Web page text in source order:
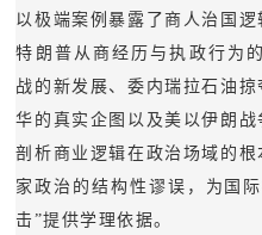
法
规
防
知
识
国
防
全
以极端案例暴露了商人治国
特朗普从商经历与执政行为
战的新发展、委内瑞拉石油
华的真实企图以及美以伊朗
剖析商业逻辑在政治场域的
家政治的结构性谬误，为国
击”提供学理依据。